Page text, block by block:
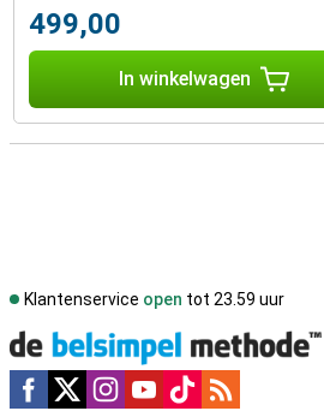
499,00
In winkelwagen
Klantenservice open tot 23.59 uur
Social media